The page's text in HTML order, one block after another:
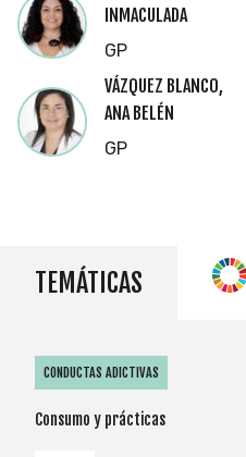
INMACULADA
GP
VÁZQUEZ BLANCO,
ANA BELÉN
GP
TEMÁTICAS
CONDUCTAS ADICTIVAS
Consumo y prácticas